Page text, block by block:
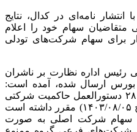
انتشار نامه‌ای در کدال، نتایج
متقاضیان سهام خود را اعلام
برای سهام شرکت‌های تودلی
رئیس اداره نظارت بر ناشران
ارسال شده، آمده است:
«همان گونه که مستحضرید ماده ۲۸ دستورالعمل حاکمیت شرکتی
ابلاغیه شماره ۱۲۲/۱۶۳۲۱۳ مورخ ۱۴۰۳/۰۸/۰۵) مقرر داشته است
سهام شرکت اصلی به صورت